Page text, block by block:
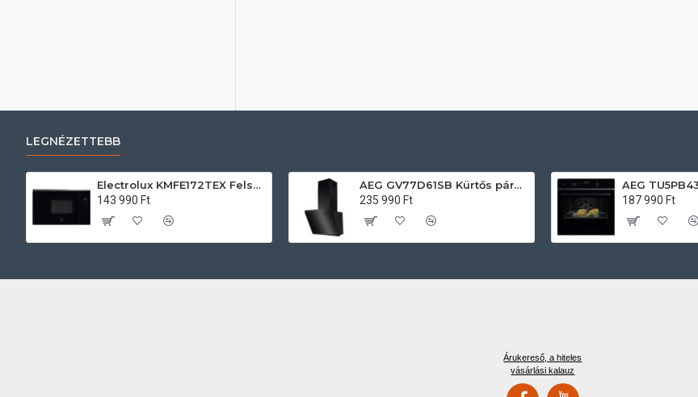
LEGNÉZETTEBB
Electrolux KMFE172TEX Felsőszekrénybe építhető mikrohullámú sütő
143 990 Ft
AEG GV77D61SB Kürtős páraelszívó
235 990 Ft
187 990 Ft
Árukereső, a hiteles
vásárlási kalauz